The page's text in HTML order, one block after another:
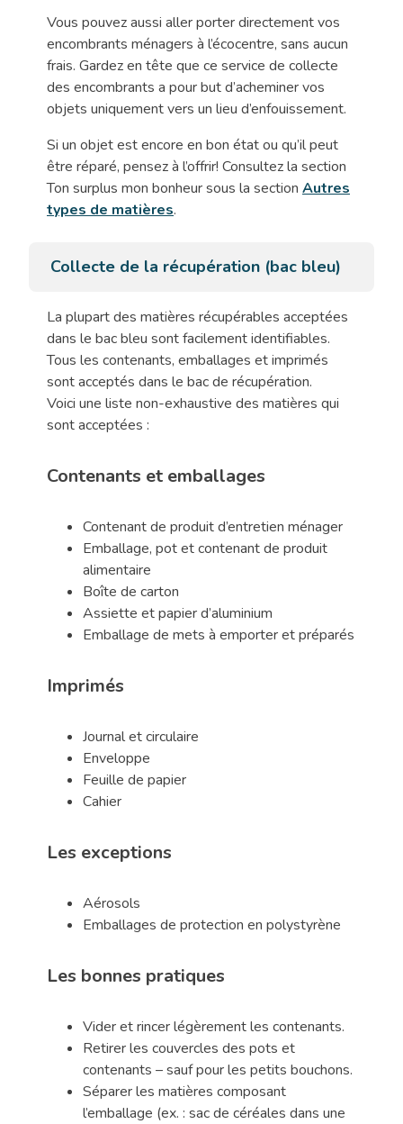
Vous pouvez aussi aller porter directement vos
encombrants ménagers à l’écocentre, sans aucun
frais. Gardez en tête que ce service de collecte
des encombrants a pour but d’acheminer vos
objets uniquement vers un lieu d’enfouissement.
Si un objet est encore en bon état ou qu’il peut
être réparé, pensez à l’offrir! Consultez la section
Ton surplus mon bonheur sous la section Autres
types de matières.
Collecte de la récupération (bac bleu)
La plupart des matières récupérables acceptées
dans le bac bleu sont facilement identifiables.
Tous les contenants, emballages et imprimés
sont acceptés dans le bac de récupération.
Voici une liste non-exhaustive des matières qui
sont acceptées :
Contenants et emballages
Contenant de produit d’entretien ménager
Emballage, pot et contenant de produit
alimentaire
Boîte de carton
Assiette et papier d’aluminium
Emballage de mets à emporter et préparés
Imprimés
Journal et circulaire
Enveloppe
Feuille de papier
Cahier
Les exceptions
Aérosols
Emballages de protection en polystyrène
Les bonnes pratiques
Vider et rincer légèrement les contenants.
Retirer les couvercles des pots et
contenants – sauf pour les petits bouchons.
Séparer les matières composant
l’emballage (ex. : sac de céréales dans une